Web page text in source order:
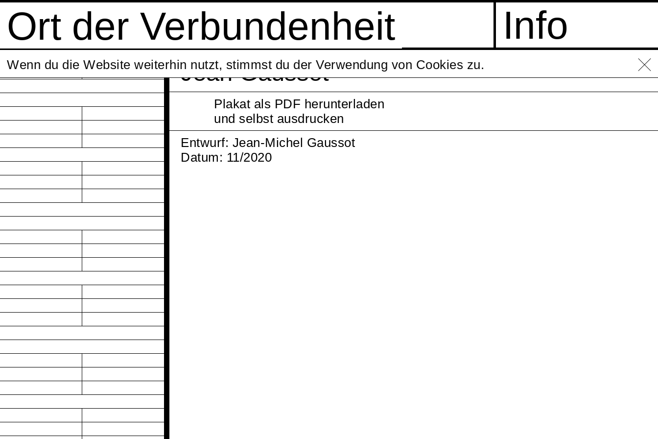
Ort der Verbundenheit Info
Jean Gaussot
Plakat als PDF herunterladen
und selbst ausdrucken
Entwurf: Jean-Michel Gaussot
Datum: 11/2020
Wenn du die Website weiterhin nutzt, stimmst du der Verwendung von Cookies zu.